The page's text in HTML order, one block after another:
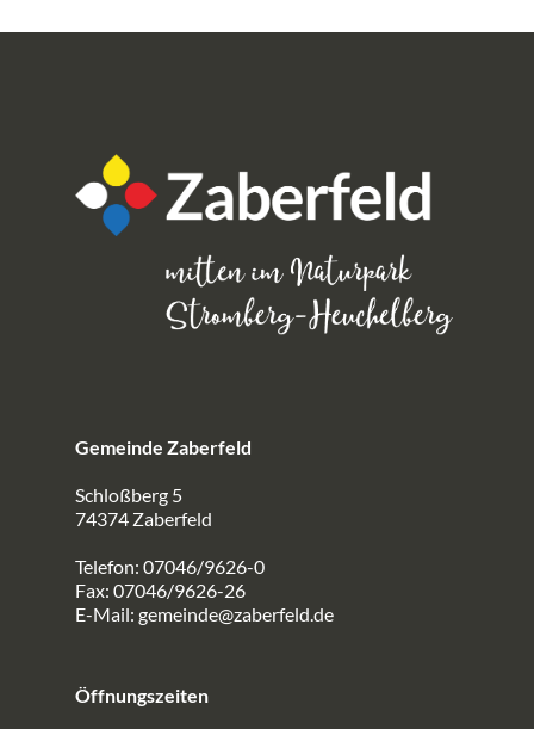
Gemeinde Zaberfeld
Schloßberg 5
74374 Zaberfeld
Telefon: 07046/9626-0
Fax: 07046/9626-26
E-Mail: gemeinde@zaberfeld.de
Öffnungszeiten